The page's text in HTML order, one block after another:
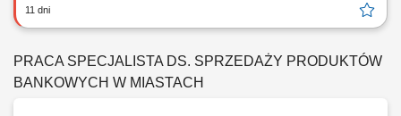
11 dni
PRACA SPECJALISTA DS. SPRZEDAŻY PRODUKTÓW
BANKOWYCH W MIASTACH